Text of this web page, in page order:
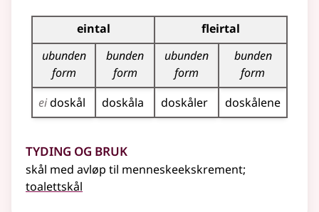
Bøyningstabell for dette substantivet
eintal
fleirtal
ubunden
form
bunden
form
ubunden
form
bunden
form
eidoskål doskåla doskåler doskålene
Tyding og bruk
skål med avløp til menneskeekskrement;
toalettskål